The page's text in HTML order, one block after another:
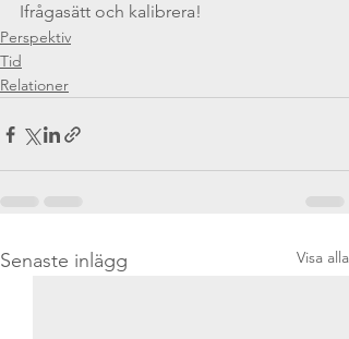
Ifrågasätt och kalibrera!
Perspektiv
Tid
Relationer
Senaste inlägg Visa alla